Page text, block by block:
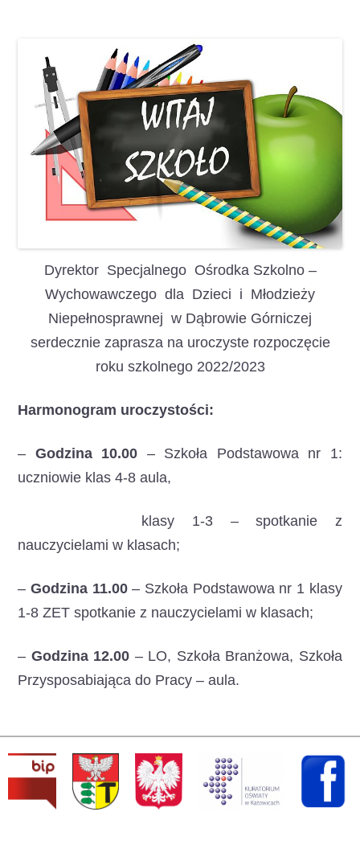
Dyrektor Specjalnego Ośrodka Szkolno –
Wychowawczego dla Dzieci i Młodzieży
Niepełnosprawnej w Dąbrowie Górniczej
serdecznie zaprasza na uroczyste rozpoczęcie
roku szkolnego 2022/2023
Harmonogram uroczystości:
– Godzina 10.00 – Szkoła Podstawowa nr 1:
uczniowie klas 4-8 aula,
klasy 1-3 – spotkanie z
nauczycielami w klasach;
–Godzina 11.00– Szkoła Podstawowa nr 1 klasy
1-8 ZET spotkanie z nauczycielami w klasach;
– Godzina 12.00 – LO, Szkoła Branżowa, Szkoła
Przysposabiająca do Pracy – aula.